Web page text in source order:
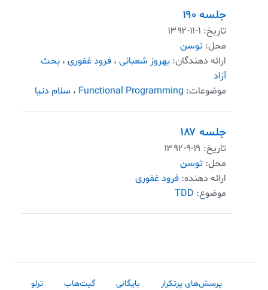
جلسه ۱۹۰
تاریخ: ۱۳۹۲-۱۱-۱
محل: توسن
ارائه دهندگان: بهروز شعبانی ، فرود غفوری ، بحث
آزاد
موضوعات: Functional Programming ، سلام دنیا
جلسه ۱۸۷
تاریخ: ۱۳۹۲-۹-۱۹
محل: توسن
ارائه دهنده: فرود غفوری
موضوع: TDD
پرسش‌های پرتکرار بایگانی گیت‌هاب ترلو